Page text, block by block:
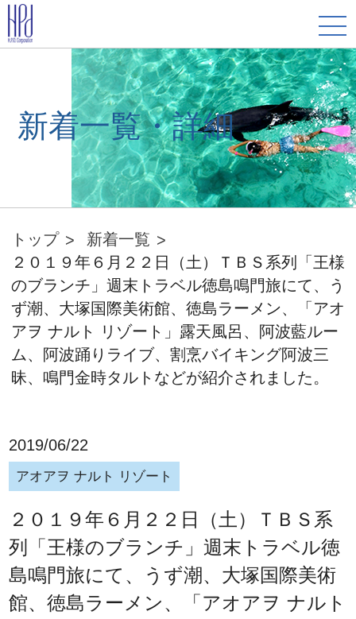
新着一覧・詳細
トップ
新着一覧
２０１９年６月２２日（土）ＴＢＳ系列「王様
のブランチ」週末トラベル徳島鳴門旅にて、う
ず潮、大塚国際美術館、徳島ラーメン、「アオ
アヲ ナルト リゾート」露天風呂、阿波藍ルー
ム、阿波踊りライブ、割烹バイキング阿波三
昧、鳴門金時タルトなどが紹介されました。
2019/06/22
アオアヲ ナルト リゾート
２０１９年６月２２日（土）ＴＢＳ系
列「王様のブランチ」週末トラベル徳
島鳴門旅にて、うず潮、大塚国際美術
館、徳島ラーメン、「アオアヲ ナルト